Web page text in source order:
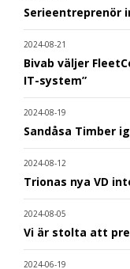
Serieentreprenör
2024-08-21
Bivab väljer
IT-system”
2024-08-19
Sandåsa Timber
2024-08-12
Trionas nya VD
2024-08-05
Vi är stolta att
2024-06-19